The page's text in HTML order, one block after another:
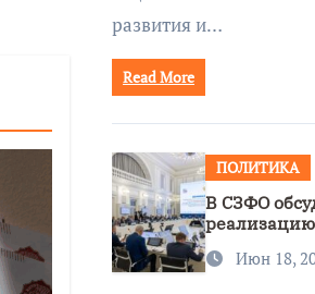
развития и…
Read More
ПОЛИТИКА
В СЗФО
Июн 18,